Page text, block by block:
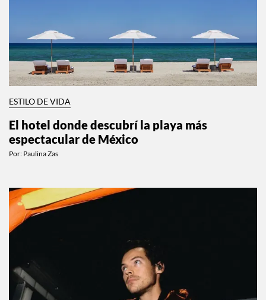
ESTILO DE VIDA
El hotel donde descubrí la playa más
espectacular de México
Por: Paulina Zas